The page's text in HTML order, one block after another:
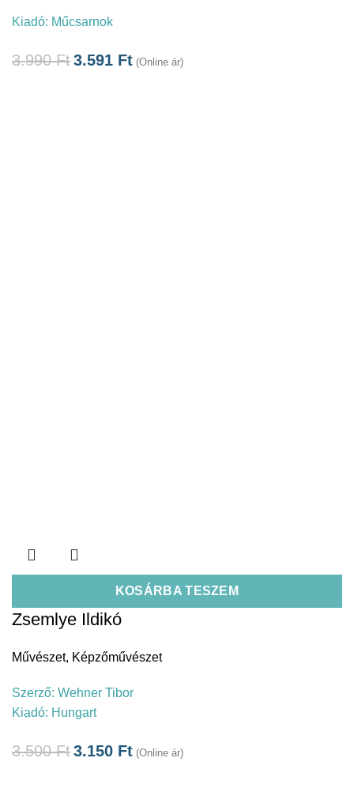
Kiadó: Műcsarnok
3.990Ft3.591 Ft (Online ár)
KOSÁRBA TESZEM
Zsemlye Ildikó
Művészet, Képzőművészet
Szerző: Wehner Tibor
Kiadó: Hungart
3.500Ft3.150 Ft (Online ár)